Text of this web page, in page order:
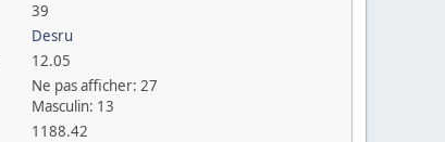
39
Desru
12.05
Ne pas afficher: 27
Masculin: 13
1188.42